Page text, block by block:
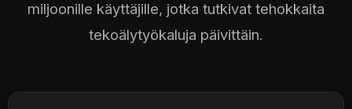
miljoonille käyttäjille, jotka tutkivat tehokkaita
tekoälytyökaluja päivittäin.